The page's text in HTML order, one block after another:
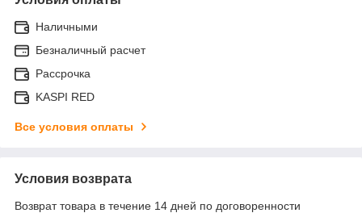
Наличными
Безналичный расчет
Рассрочка
KASPI RED
Все условия оплаты
Условия возврата
Возврат товара в течение 14 дней по договоренности